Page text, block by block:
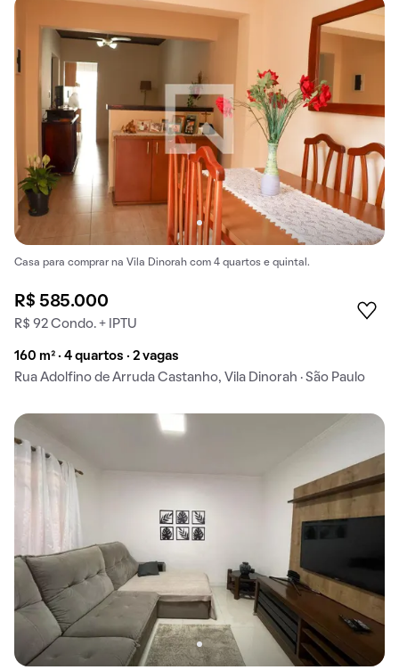
Casa para comprar na Vila Dinorah com 4 quartos e quintal.
R$ 585.000
R$ 92 Condo. + IPTU
160 m² · 4 quartos · 2 vagas
Rua Adolfino de Arruda Castanho, Vila Dinorah · São Paulo